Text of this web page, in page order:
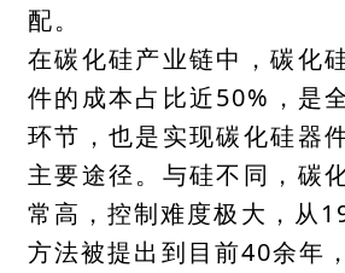
配。
在碳化硅产业链中，碳化
件的成本占比近50%，是
环节，也是实现碳化硅器
主要途径。与硅不同，碳
常高，控制难度极大，从
方法被提出到目前40余年